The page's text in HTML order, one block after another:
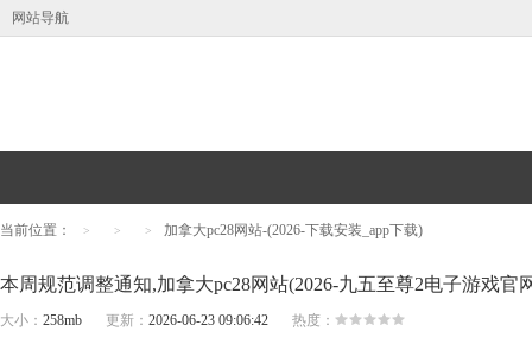
网站导航
当前位置： > > > 加拿大pc28网站-(2026-下载安装_app下载)
本周规范调整通知,加拿大pc28网站(2026-九五至尊2电子游戏官
大小： 258mb 更新： 2026-06-23 09:06:42 热度：